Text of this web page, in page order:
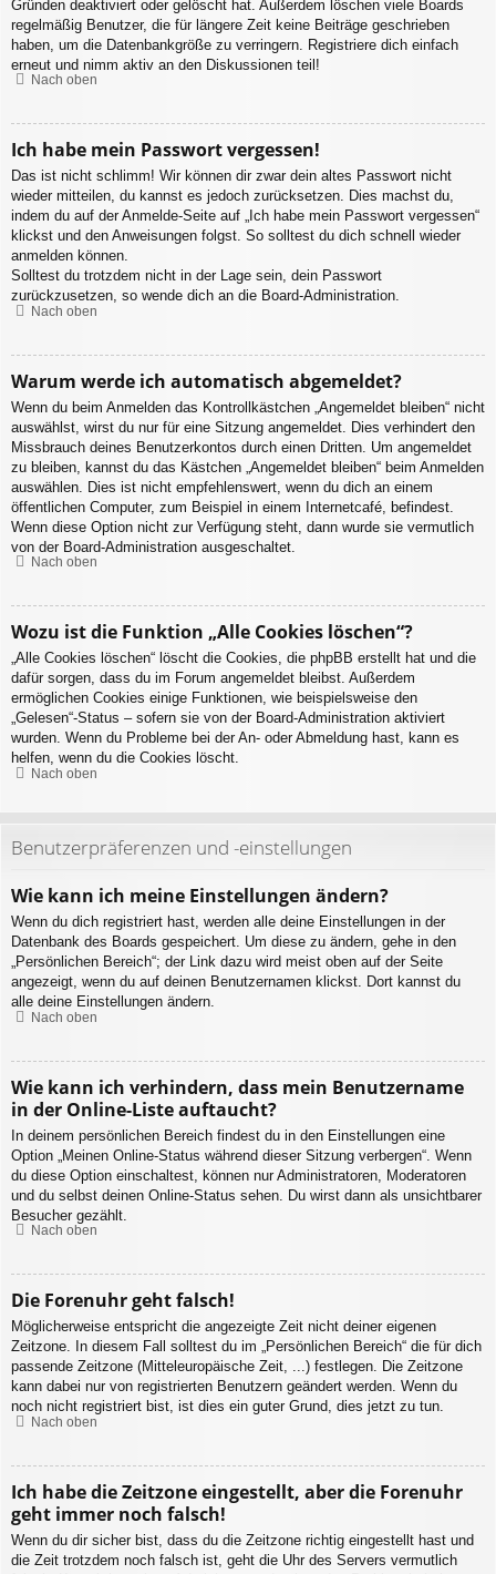
Gründen deaktiviert oder gelöscht hat. Außerdem löschen viele Boards
regelmäßig Benutzer, die für längere Zeit keine Beiträge geschrieben
haben, um die Datenbankgröße zu verringern. Registriere dich einfach
erneut und nimm aktiv an den Diskussionen teil!
Nach oben
Ich habe mein Passwort vergessen!
Das ist nicht schlimm! Wir können dir zwar dein altes Passwort nicht
wieder mitteilen, du kannst es jedoch zurücksetzen. Dies machst du,
indem du auf der Anmelde-Seite auf „Ich habe mein Passwort vergessen“
klickst und den Anweisungen folgst. So solltest du dich schnell wieder
anmelden können.
Solltest du trotzdem nicht in der Lage sein, dein Passwort
zurückzusetzen, so wende dich an die Board-Administration.
Nach oben
Warum werde ich automatisch abgemeldet?
Wenn du beim Anmelden das Kontrollkästchen „Angemeldet bleiben“ nicht
auswählst, wirst du nur für eine Sitzung angemeldet. Dies verhindert den
Missbrauch deines Benutzerkontos durch einen Dritten. Um angemeldet
zu bleiben, kannst du das Kästchen „Angemeldet bleiben“ beim Anmelden
auswählen. Dies ist nicht empfehlenswert, wenn du dich an einem
öffentlichen Computer, zum Beispiel in einem Internetcafé, befindest.
Wenn diese Option nicht zur Verfügung steht, dann wurde sie vermutlich
von der Board-Administration ausgeschaltet.
Nach oben
Wozu ist die Funktion „Alle Cookies löschen“?
„Alle Cookies löschen“ löscht die Cookies, die phpBB erstellt hat und die
dafür sorgen, dass du im Forum angemeldet bleibst. Außerdem
ermöglichen Cookies einige Funktionen, wie beispielsweise den
„Gelesen“-Status – sofern sie von der Board-Administration aktiviert
wurden. Wenn du Probleme bei der An- oder Abmeldung hast, kann es
helfen, wenn du die Cookies löscht.
Nach oben
Benutzerpräferenzen und -einstellungen
Wie kann ich meine Einstellungen ändern?
Wenn du dich registriert hast, werden alle deine Einstellungen in der
Datenbank des Boards gespeichert. Um diese zu ändern, gehe in den
„Persönlichen Bereich“; der Link dazu wird meist oben auf der Seite
angezeigt, wenn du auf deinen Benutzernamen klickst. Dort kannst du
alle deine Einstellungen ändern.
Nach oben
Wie kann ich verhindern, dass mein Benutzername
in der Online-Liste auftaucht?
In deinem persönlichen Bereich findest du in den Einstellungen eine
Option „Meinen Online-Status während dieser Sitzung verbergen“. Wenn
du diese Option einschaltest, können nur Administratoren, Moderatoren
und du selbst deinen Online-Status sehen. Du wirst dann als unsichtbarer
Besucher gezählt.
Nach oben
Die Forenuhr geht falsch!
Möglicherweise entspricht die angezeigte Zeit nicht deiner eigenen
Zeitzone. In diesem Fall solltest du im „Persönlichen Bereich“ die für dich
passende Zeitzone (Mitteleuropäische Zeit, ...) festlegen. Die Zeitzone
kann dabei nur von registrierten Benutzern geändert werden. Wenn du
noch nicht registriert bist, ist dies ein guter Grund, dies jetzt zu tun.
Nach oben
Ich habe die Zeitzone eingestellt, aber die Forenuhr
geht immer noch falsch!
Wenn du dir sicher bist, dass du die Zeitzone richtig eingestellt hast und
die Zeit trotzdem noch falsch ist, geht die Uhr des Servers vermutlich